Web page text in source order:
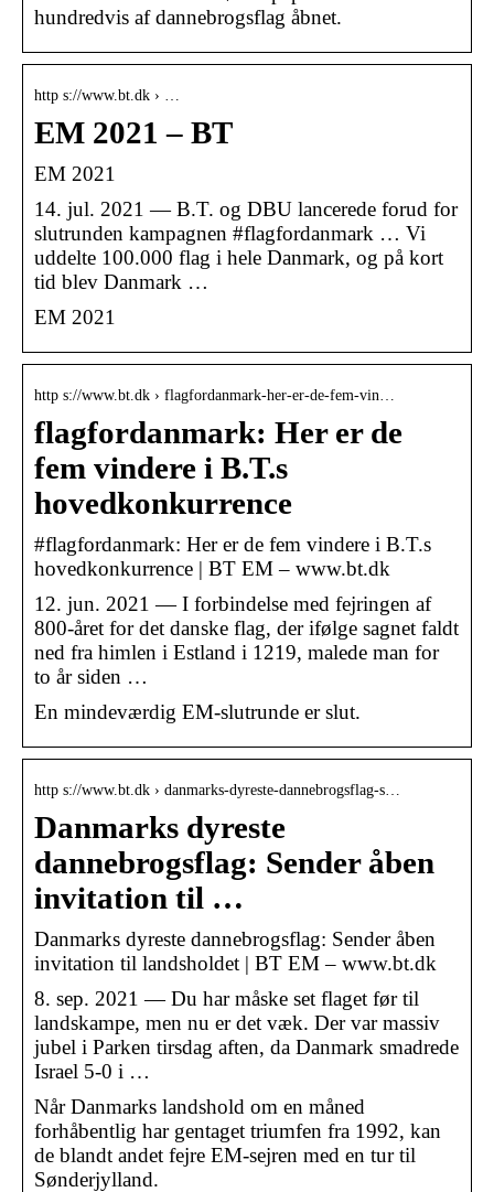
hundredvis af dannebrogsflag åbnet.
http s://www.bt.dk › …
EM 2021 – BT
EM 2021
14. jul. 2021 — B.T. og DBU lancerede forud for
slutrunden kampagnen #flagfordanmark … Vi
uddelte 100.000 flag i hele Danmark, og på kort
tid blev Danmark …
EM 2021
http s://www.bt.dk › flagfordanmark-her-er-de-fem-vin…
flagfordanmark: Her er de
fem vindere i B.T.s
hovedkonkurrence
#flagfordanmark: Her er de fem vindere i B.T.s
hovedkonkurrence | BT EM – www.bt.dk
12. jun. 2021 — I forbindelse med fejringen af
800-året for det danske flag, der ifølge sagnet faldt
ned fra himlen i Estland i 1219, malede man for
to år siden …
En mindeværdig EM-slutrunde er slut.
http s://www.bt.dk › danmarks-dyreste-dannebrogsflag-s…
Danmarks dyreste
dannebrogsflag: Sender åben
invitation til …
Danmarks dyreste dannebrogsflag: Sender åben
invitation til landsholdet | BT EM – www.bt.dk
8. sep. 2021 — Du har måske set flaget før til
landskampe, men nu er det væk. Der var massiv
jubel i Parken tirsdag aften, da Danmark smadrede
Israel 5-0 i …
Når Danmarks landshold om en måned
forhåbentlig har gentaget triumfen fra 1992, kan
de blandt andet fejre EM-sejren med en tur til
Sønderjylland.